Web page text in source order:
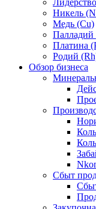
Никель
Медь (Cu)
Палладий
Платина
Родий
Обзор бизнеса
Сбыт